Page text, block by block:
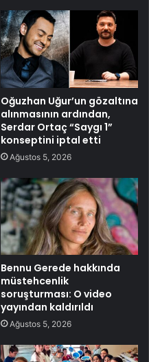
Oğuzhan Uğur’un gözaltına
alınmasının ardından,
Serdar Ortaç “Saygı 1”
konseptini iptal etti
Ağustos 5, 2026
Bennu Gerede hakkında
müstehcenlik
soruşturması: O video
yayından kaldırıldı
Ağustos 5, 2026